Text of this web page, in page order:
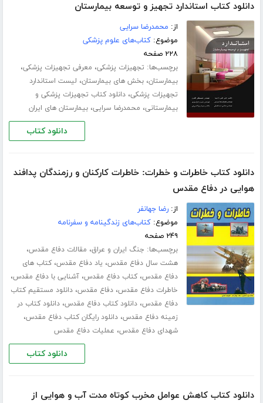
دانلود کتاب استاندارد تجهیز و توسعه بیمارستان
از: محمدرضا سرایی
موضوع:کتاب‌های علوم پزشکی
۲۲۸ صفحه
برچسب‌ها: تجهیزات پزشکی، معرفی تجهیزات پزشکی،
بیمارستان،بخش های بیمارستان، لیست استاندارد
تجهیزات پزشکی،دانلود کتاب تجهیزات پزشکی و
بیمارستانی، محمدرضا سرایی،بیمارستان های ایران
دانلود کتاب
دانلود کتاب خاطرات و خطرات: خاطرات کارکنان و رزمندگان پدافند
هوایی در دفاع مقدس
از:رضا جهانفر
موضوع:کتاب‌های زندگینامه و سفرنامه
۲۴۹ صفحه
برچسب‌ها: جنگ ایران و عراق، مقالات دفاع مقدس،
هشت سال دفاع مقدس، یاد دفاع مقدس،کتاب های
دفاع مقدس،کتاب دفاع مقدس،آشنایی با دفاع مقدس،
خاطرات دفاع مقدس،دفاع مقدس،دانلود مستقیم کتاب
دفاع مقدس،دانلود کتاب دفاع مقدس،دانلود کتاب در
زمینه دفاع مقدس،دانلود رایگان کتاب دفاع مقدس،
شهدای دفاع مقدس، عملیات دفاع مقدس
دانلود کتاب
دانلود کتاب کاهش عوامل مخرب کوتاه مدت آب و هوایی از